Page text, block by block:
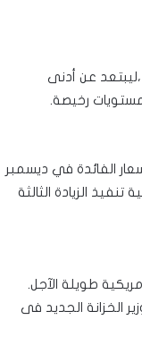
،ليبتعد عن أدنى
رخيصة.
الفائدة في ديسمبر
الزيادة الثالثة
طويلة الآجل.
الخزانة الجديد فى